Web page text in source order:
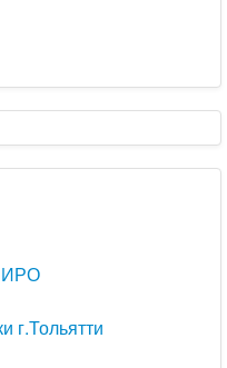
ИРО
г.Тольятти